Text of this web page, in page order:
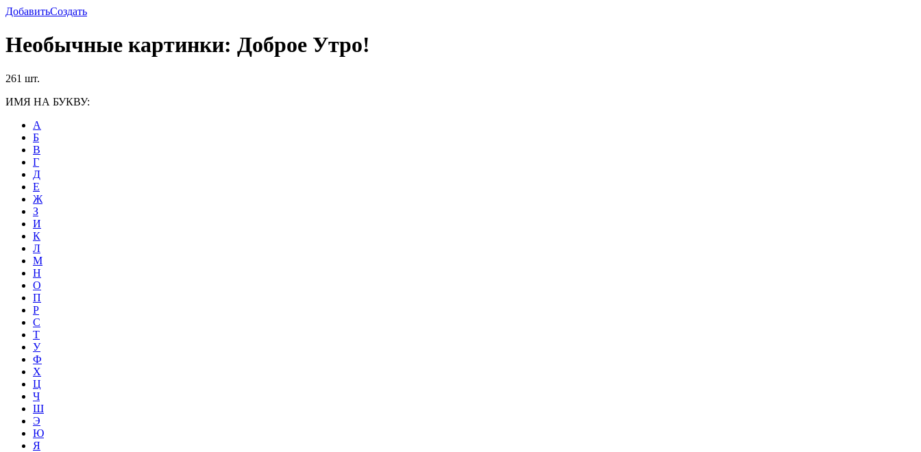
ДобавитьСоздать
Необычные картинки: Доброе Утро!
261 шт.
ИМЯ НА БУКВУ:
А
Б
В
Г
Д
Е
Ж
З
И
К
Л
М
Н
О
П
Р
С
Т
У
Ф
Х
Ц
Ч
Ш
Э
Ю
Я